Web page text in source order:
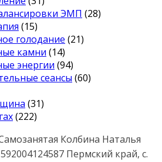
ЭМП (28)
(15)
голодание (21)
камни (14)
энергии (94)
сеансы (60)
(31)
(222)
Колбина Наталья
Пермский край, с.